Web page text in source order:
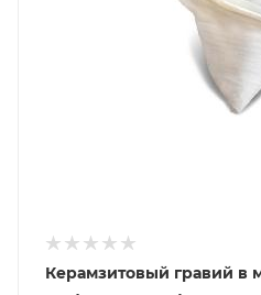
Керамзитовый гравий в